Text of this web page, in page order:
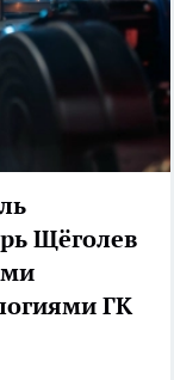
Щёголев
ГК